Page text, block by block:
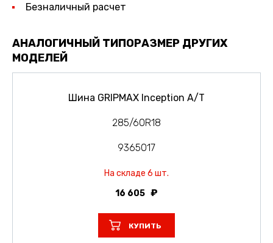
Безналичный расчет
АНАЛОГИЧНЫЙ ТИПОРАЗМЕР ДРУГИХ
МОДЕЛЕЙ
Шина GRIPMAX Inception A/T
285/60R18
9365017
На складе 6 шт.
16 605
КУПИТЬ